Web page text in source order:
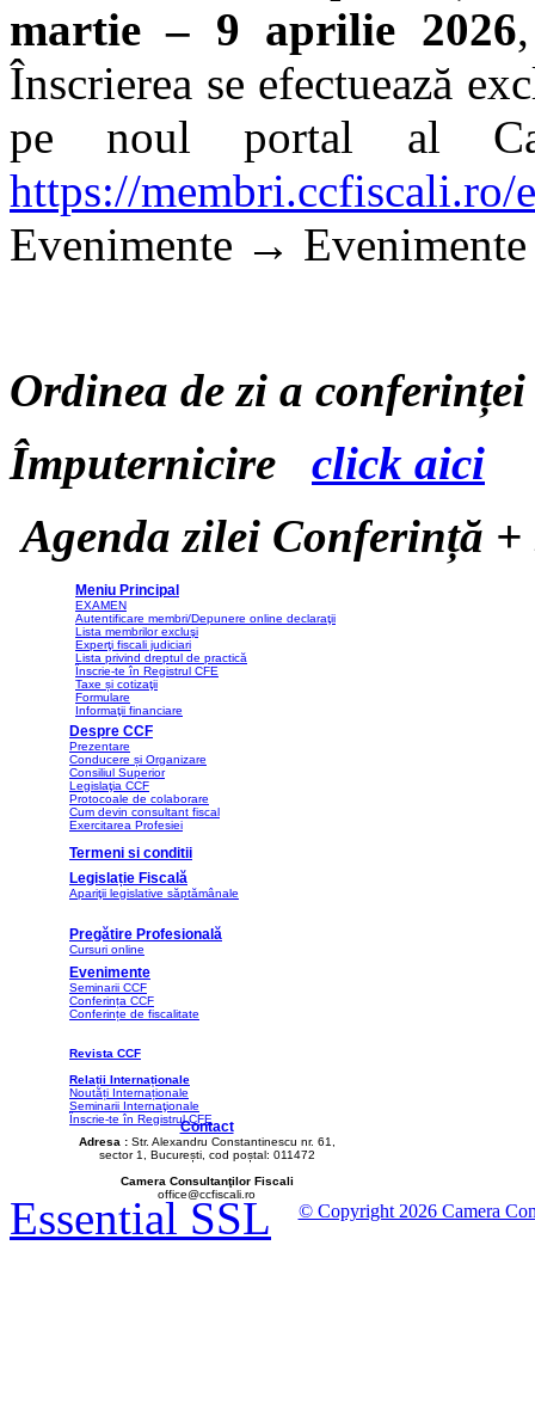
martie – 9 aprilie 2026
Înscrierea se efectuează
pe noul portal al
https://membri.ccfiscali.ro/
Evenimente →
Ordinea de zi a
Împuternicire click aici
Agenda zilei Conferință
Meniu Principal
EXAMEN
Autentificare membri/Depunere online declaraţii
Lista membrilor excluşi
Experţi fiscali judiciari
Lista privind dreptul de practică
Înscrie-te în Registrul CFE
Taxe și cotizaţii
Formulare
Informaţii financiare
Despre CCF
Prezentare
Conducere și Organizare
Consiliul Superior
Legislaţia CCF
Protocoale de colaborare
Cum devin consultant fiscal
Exercitarea Profesiei
Termeni si conditii
Legislație Fiscală
Apariţii legislative săptămânale
Pregătire Profesională
Cursuri online
Evenimente
Seminarii CCF
Conferința CCF
Conferințe de fiscalitate
Revista CCF
Relații Internaționale
Noutăți Internaționale
Seminarii Internaţionale
Înscrie-te în Registrul CFE
Contact
Adresa : Str. Alexandru Constantinescu nr. 61,
sector 1, București, cod poștal: 011472
Camera Consultanţilor Fiscali
office@ccfiscali.ro
© Copyright 2026 Camera
Essential SSL